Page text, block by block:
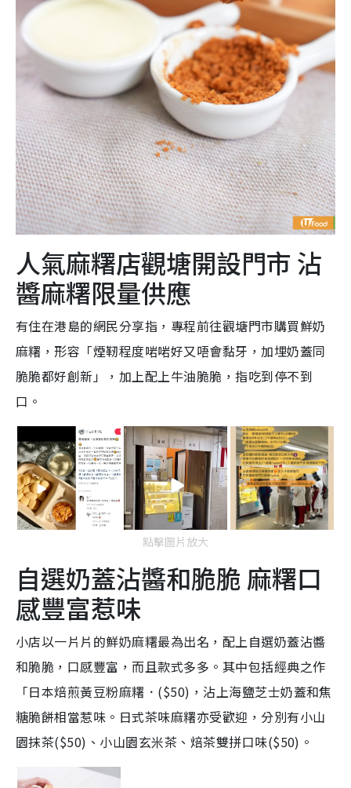
人氣麻糬店觀塘開設門市 沾
醬麻糬限量供應
有住在港島的網民分享指，專程前往觀塘門市購買鮮奶
麻糬，形容「煙靭程度啱啱好又唔會黏牙，加埋奶蓋同
脆脆都好創新」，加上配上牛油脆脆，指吃到停不到
口。
點擊圖片放大
自選奶蓋沾醬和脆脆 麻糬口
感豐富惹味
小店以一片片的鮮奶麻糬最為出名，配上自選奶蓋沾醬
和脆脆，口感豐富，而且款式多多。其中包括經典之作
「日本焙煎黃豆粉麻糬．($50)，沾上海鹽芝士奶蓋和焦
糖脆餅相當惹味。日式茶味麻糬亦受歡迎，分別有小山
園抹茶($50)、小山園玄米茶、焙茶雙拼口味($50)。